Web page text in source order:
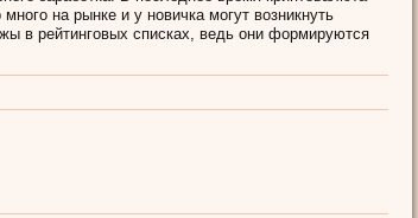
на рынке и у новичка могут возникнуть
в рейтинговых списках, ведь они формируются